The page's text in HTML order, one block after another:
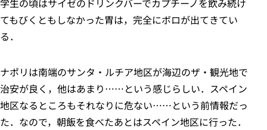
学生の頃はサイゼのドリンクバーでカプチーノを飲み続け
てもびくともしなかった胃は，完全にボロが出てきてい
る．
ナポリは南端のサンタ・ルチア地区が海辺のザ・観光地で
治安が良く，他はあまり……という感じらしい．スペイン
地区なるところもそれなりに危ない……という前情報だっ
た．なので，朝飯を食べたあとはスペイン地区に行った．